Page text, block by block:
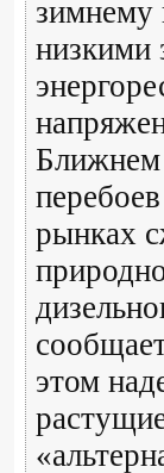
зимнему
низкими
Ближнем
рынках
этом